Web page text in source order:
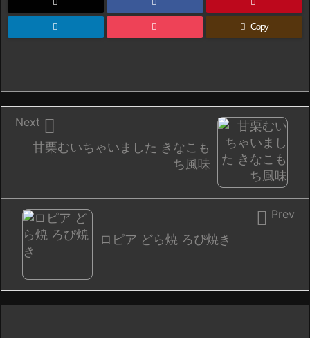
Copy
甘栗むいちゃいました きなこも
ち風味

Next
ロピア どら焼 ろぴ焼き
 Prev